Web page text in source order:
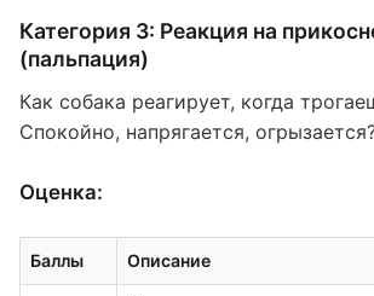
Категория 3: Реакция на
(пальпация)
Как собака реагирует, когда
Спокойно, напрягается,
Оценка:
Баллы Описание